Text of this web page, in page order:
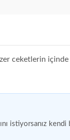
ceketlerin
istiyorsanız